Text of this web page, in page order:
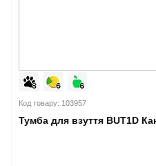
Код товару: 103957
Тумба для взуття BUT1D